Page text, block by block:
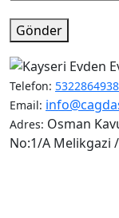
Gönder
Telefon: 5322864938
Email:
Adres: Osman
No:1/A Melikgazi